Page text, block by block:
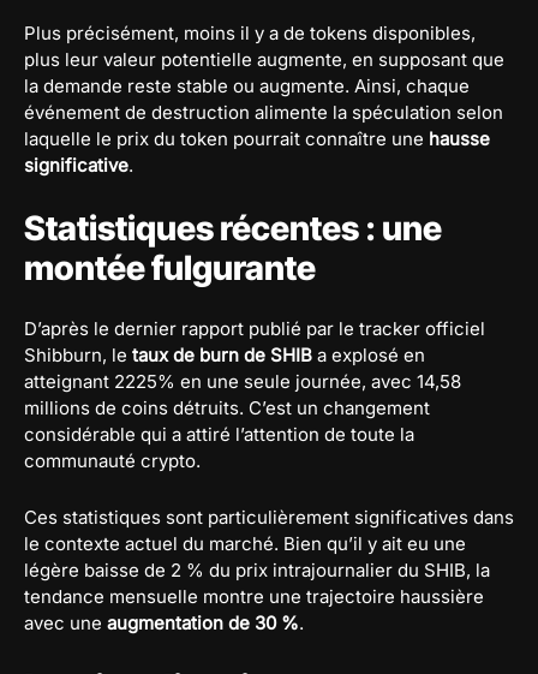
Plus précisément, moins il y a de tokens disponibles,
plus leur valeur potentielle augmente, en supposant que
la demande reste stable ou augmente. Ainsi, chaque
événement de destruction alimente la spéculation selon
laquelle le prix du token pourrait connaître une hausse
significative.
Statistiques récentes : une
montée fulgurante
D’après le dernier rapport publié par le tracker officiel
Shibburn, le taux de burn de SHIB a explosé en
atteignant 2225% en une seule journée, avec 14,58
millions de coins détruits. C’est un changement
considérable qui a attiré l’attention de toute la
communauté crypto.
Ces statistiques sont particulièrement significatives dans
le contexte actuel du marché. Bien qu’il y ait eu une
légère baisse de 2 % du prix intrajournalier du SHIB, la
tendance mensuelle montre une trajectoire haussière
avec une augmentation de 30 %.